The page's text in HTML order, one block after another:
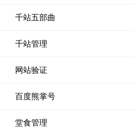
千站五部曲
千站管理
网站验证
百度熊掌号
堂食管理